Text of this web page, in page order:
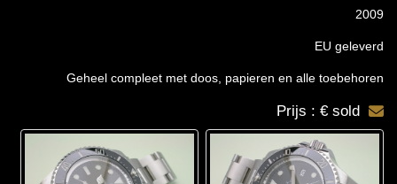
2009
EU geleverd
Geheel compleet met doos, papieren en alle toebehoren
Prijs : € sold